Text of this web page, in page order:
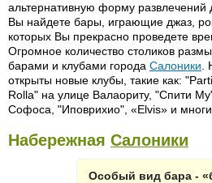
альтернативную форму развлечений
Вы найдете бары, играющие джаз,
которых Вы прекрасно проведете
Огромное количество столиков
барами и клубами города Салоники
открыты новые клубы, такие как:
Rolla" на улице Валаориту, "Спити
Софоса, "Иповрихио", «Elvis» и
Набережная Салоники
Особый вид бара -